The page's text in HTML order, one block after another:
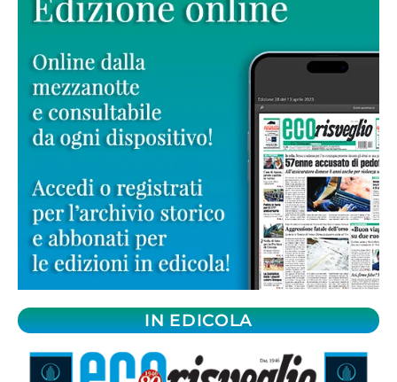
IN EDICOLA